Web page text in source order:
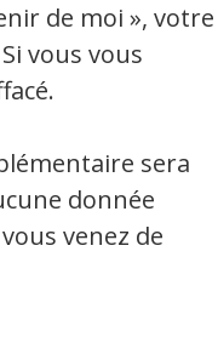
de moi », votre
vous vous
sera
donnée
venez de